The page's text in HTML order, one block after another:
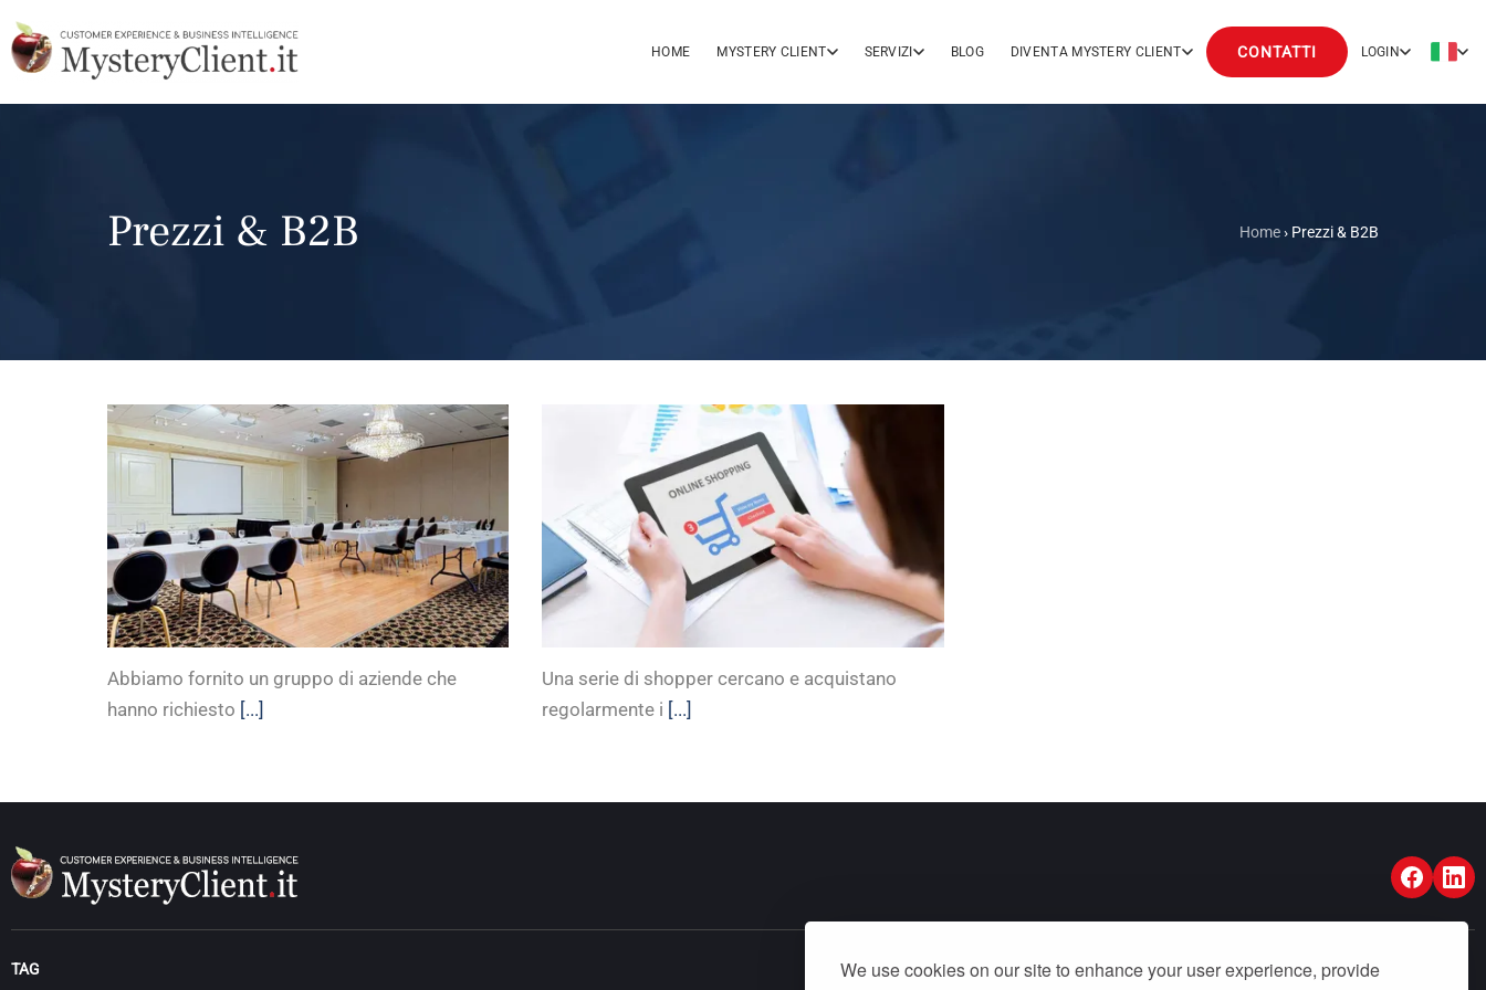
We use cookies on our site to enhance your user experience, provide
HOME MYSTERY CLIENT SERVIZI BLOG DIVENTA MYSTERY CLIENT CONTATTI LOGIN
Prezzi & B2B Home› Prezzi & B2B
Abbiamo fornito un gruppo di aziende che
hanno richiesto [...]
Una serie di shopper cercano e acquistano
regolarmente i [...]
TAG